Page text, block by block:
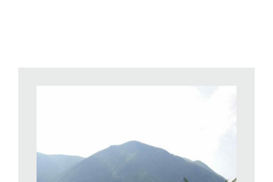
C’è d’altronde per davvero una palma europea, la più
settentrionale di tutte, diffusa nell’area mediterranea: è la palma